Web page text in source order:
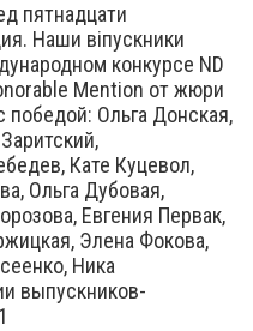
пятнадцати
Наши віпускники
конкурсе ND
Mention от жюри
победой: Ольга Донская,
Кате Куцевол,
Ольга Дубовая,
Евгения Первак,
Элена Фокова,
Ника
выпускников-